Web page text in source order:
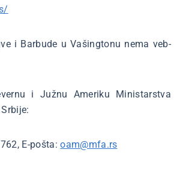
i Barbude u Vašingtonu nema veb-
i Južnu Ameriku Ministarstva
E-pošta:oam@mfa.rs